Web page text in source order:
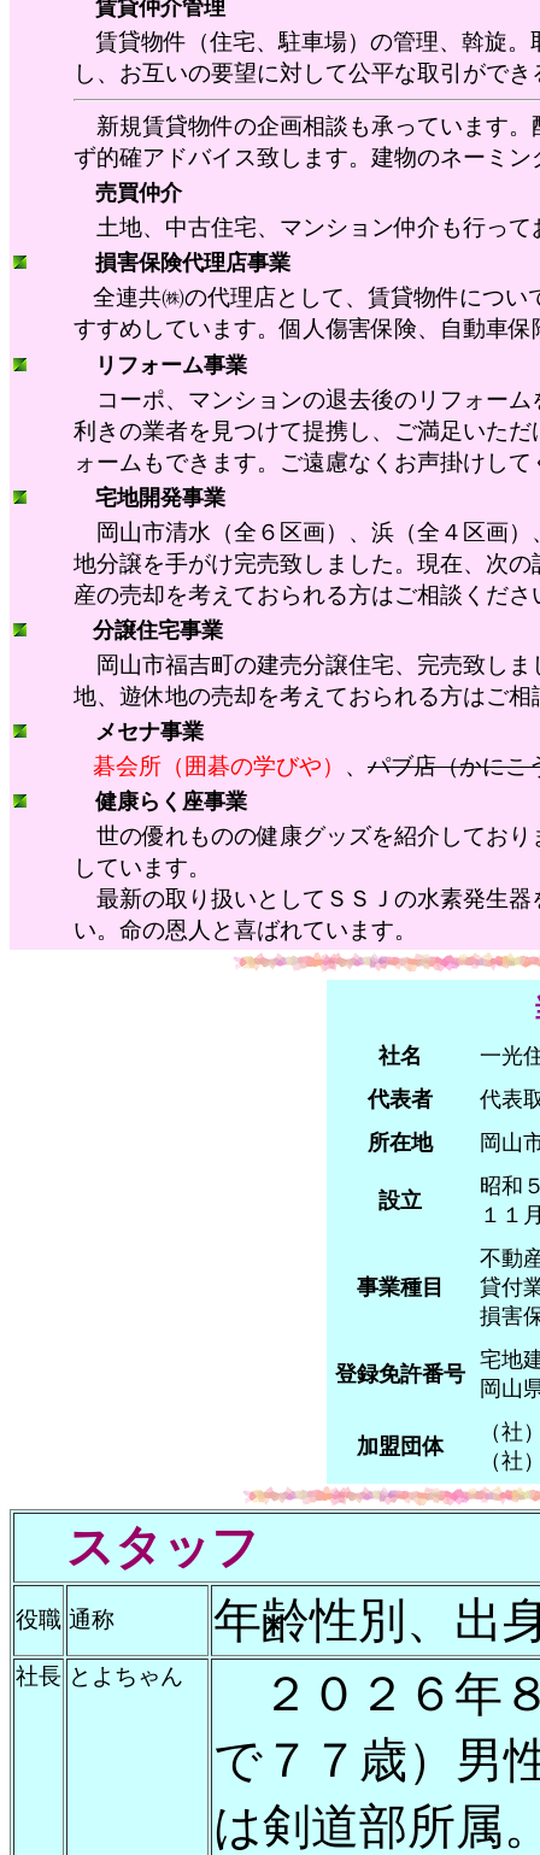
賃貸仲介管理
賃貸物件（住宅、駐車場）の管理、斡旋
し、お互いの要望に対して公平な取引がで
新規賃貸物件の企画相談も承っています
ず的確アドバイス致します。建物のネーミ
売買仲介
土地、中古住宅、マンション仲介も行っ
損害保険代理店事業
全連共㈱の代理店として、賃貸物件につ
すすめしています。個人傷害保険、自動車
リフォーム事業
コーポ、マンションの退去後のリフォー
利きの業者を見つけて提携し、ご満足いた
ォームもできます。ご遠慮なくお声掛けして
宅地開発事業
岡山市清水（全６区画）、浜（全４区画
地分譲を手がけ完売致しました。現在、次
産の売却を考えておられる方はご相談くだ
分譲住宅事業
岡山市福吉町の建売分譲住宅、完売致し
地、遊休地の売却を考えておられる方はご相
メセナ事業
碁会所（囲碁の学びや） 、 パブ店（かにこ
健康らく座事業
世の優れものの健康グッズを紹介しており
しています。
最新の取り扱いとしてＳＳＪの水素発生
い。命の恩人と喜ばれています。
社名
一光
代表者
代表
所在地
岡山
設立
昭和
１１
事業種目
不動
貸付
損害
登録免許番号
宅地
岡山
加盟団体
（社
（社
スタッフ
役職 通称 年齢性別、出
社長 とよちゃん
２０２６年
で７７歳）男
は剣道部所属